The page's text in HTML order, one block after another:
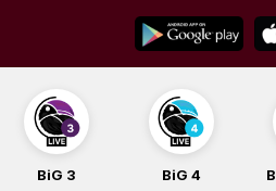
content
BiG 4 BiG Balade